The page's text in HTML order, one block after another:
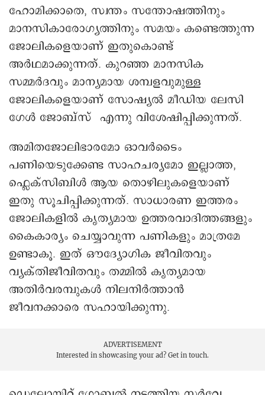
ഹോമിക്കാതെ, സ്വന്തം സന്തോഷത്തിനും
മാനസികാരോഗ്യത്തിനും സമയം കണ്ടെത്തുന്ന
ജോലികളെയാണ് ഇതുകൊണ്ട്
അർഥമാക്കുന്നത്. കുറഞ്ഞ മാനസിക
സമ്മർദവും മാന്യമായ ശമ്പളവുമുള്ള
ജോലികളെയാണ് സോഷ്യൽ മീഡിയ ലേസി
ഗേൾ ജോബ്സ് എന്നു വിശേഷിപ്പിക്കുന്നത്.
അമിതജോലിഭാരമോ ഓവർടൈം
പണിയെടുക്കേണ്ട സാഹചര്യമോ ഇല്ലാത്ത,
ഫ്ലെക്സിബിൾ ആയ തൊഴിലുകളെയാണ്
ഇതു സൂചിപ്പിക്കുന്നത്. സാധാരണ ഇത്തരം
ജോലികളിൽ കൃത്യമായ ഉത്തരവാദിത്തങ്ങളും
കൈകാര്യം ചെയ്യാവുന്ന പണികളും മാത്രമേ
ഉണ്ടാകൂ. ഇത് ഔദ്യോഗിക ജീവിതവും
വ്യക്തിജീവിതവും തമ്മിൽ കൃത്യമായ
അതിർവരമ്പുകൾ നിലനിർത്താൻ
ജീവനക്കാരെ സഹായിക്കുന്നു.
ADVERTISEMENT
Interested in showcasing your ad? Get in touch.